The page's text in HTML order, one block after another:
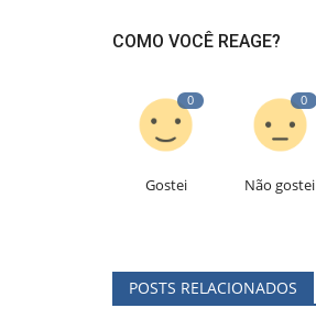
COMO VOCÊ REAGE?
0
Gostei
0
Não gostei
POSTS RELACIONADOS